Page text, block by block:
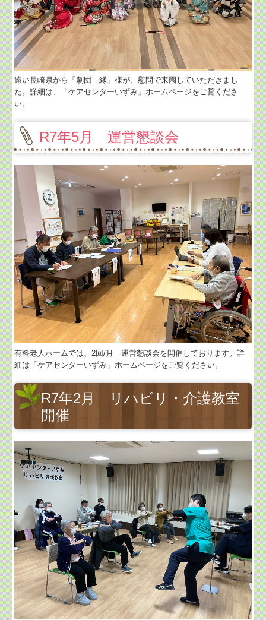
遠い長崎県から「劇団 縁」様が、慰問で来園していただきまし
た。詳細は、「ケアセンターいずみ」ホームページをご覧くださ
い。
R7年5月 運営懇談会
有料老人ホームでは、2回/月 運営懇談会を開催しております。詳
細は「ケアセンターいずみ」ホームページをご覧ください。
R7年2月 リハビリ・介護教室
開催